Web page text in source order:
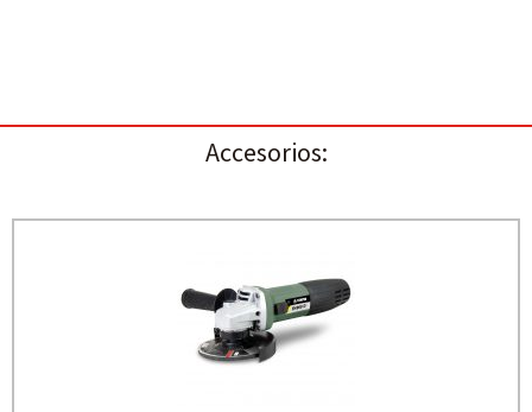
Accesorios: